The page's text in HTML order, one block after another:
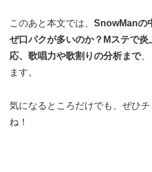
このあと本文では、 SnowManの
ぜ口パクが多いのか？Mステで炎
応、歌唱力や歌割りの分析まで、
ます。
気になるところだけでも、ぜひ
ね！